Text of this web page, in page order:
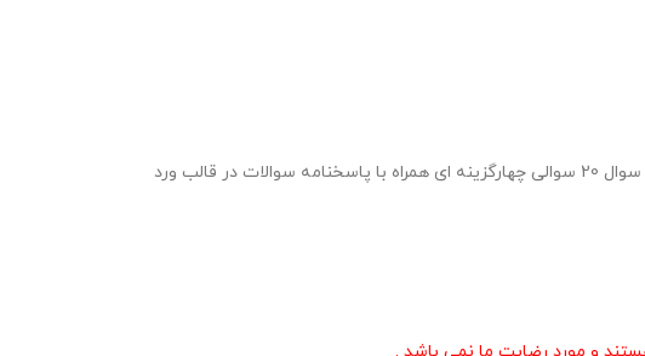
40 نمونه سوال مسابقات تفسیر قرآن کریم پایه یازدهم ویژه مرحله مدرسه ای و شهرستانی مسابقات قرآن ، عترت و نماز در قالب 2 نمونه سوال 20 سوالی چهارگزینه ای همراه با پاسخنامه سوالات در قالب ورد